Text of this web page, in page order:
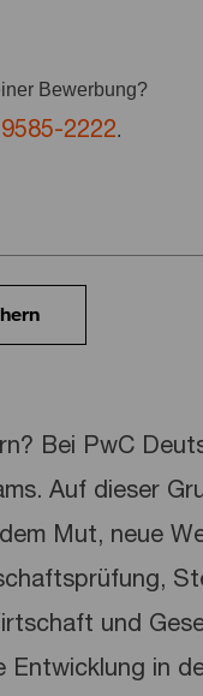
Bewerbung?
2222.
Bei PwC
Auf dieser
Mut, neue
und
Entwicklung in